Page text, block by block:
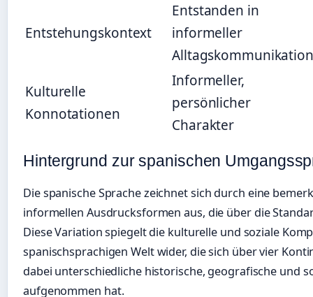
Entstehungskontext
Entstanden in
informeller
Alltagskommunikation
Kulturelle
Konnotationen
Informeller,
persönlicher
Charakter
Hintergrund zur spanischen
Die spanische Sprache zeichnet sich durch eine
informellen Ausdrucksformen aus, die über die
Diese Variation spiegelt die kulturelle und soziale
spanischsprachigen Welt wider, die sich über vier
dabei unterschiedliche historische, geografische und
aufgenommen hat.